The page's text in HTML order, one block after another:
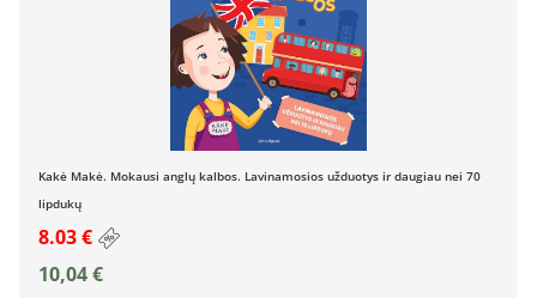
Kakė Makė. Mokausi anglų kalbos. Lavinamosios užduotys ir daugiau nei 70
lipdukų
8.03 €
10,04€